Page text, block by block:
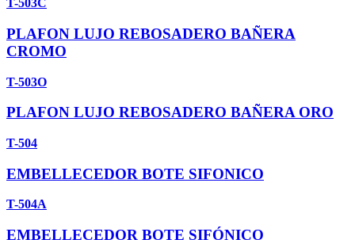
T-503C
PLAFON LUJO REBOSADERO BAÑERA
CROMO
T-503O
PLAFON LUJO REBOSADERO BAÑERA ORO
T-504
EMBELLECEDOR BOTE SIFONICO
T-504A
EMBELLECEDOR BOTE SIFÓNICO